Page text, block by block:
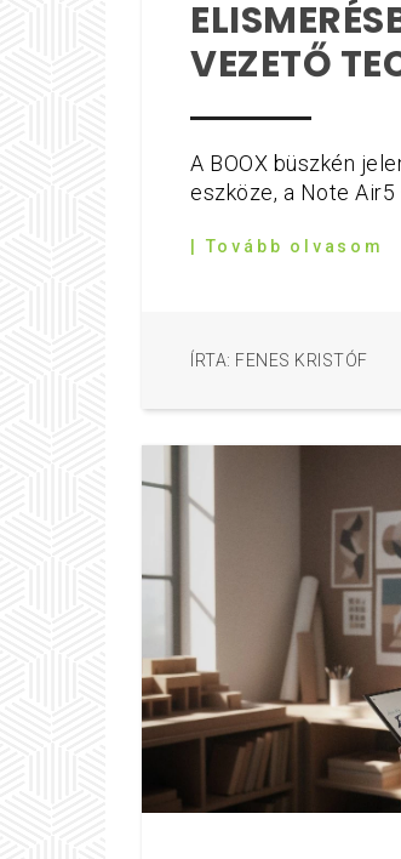
VEZETŐ
A BOOX büszkén
eszköze, a Note Air5
| Tovább olvasom
ÍRTA: FENES KRISTÓF